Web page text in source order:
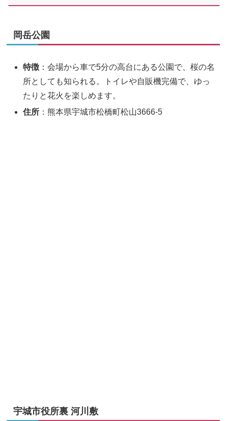
岡岳公園
特徴 ：会場から車で5分の高台にある公園で、桜の名
所としても知られる。トイレや自販機完備で、ゆっ
たりと花火を楽しめます。
住所 ：熊本県宇城市松橋町松山3666-5
宇城市役所裏 河川敷